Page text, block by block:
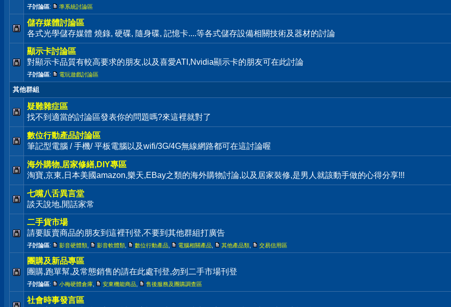
子討論區: 準系統討論區
儲存媒體討論區
各式光學儲存媒體 燒錄, 硬碟, 隨身碟, 記憶卡....等各式儲存設備相關技術及器材的討論
顯示卡討論區
對顯示卡品質有較高要求的朋友,以及喜愛ATI,Nvidia顯示卡的朋友可在此討論
子討論區: 電玩遊戲討論區
其他群組
疑難雜症區
找不到適當的討論區發表你的問題嗎?來這裡就對了
數位行動產品討論區
筆記型電腦 / 手機/ 平板電腦以及wifi/3G/4G無線網路都可在這討論喔
海外購物,居家修繕,DIY專區
淘寶,京東,日本美國amazon,樂天,EBay之類的海外購物討論,以及居家裝修,是男人就該動手做的心得分享!!!
七嘴八舌異言堂
談天說地,閒話家常
二手貨市場
請要販賣商品的朋友到這裡刊登,不要到其他群組打廣告
子討論區: 影音硬體類 影音軟體類 數位行動產品 電腦相關產品 其他產品類 交易信用區
團購及新品專區
團購,跑單幫,及常態銷售的請在此處刊登,勿到二手市場刊登
子討論區: 小梅硬體倉庫 安東機能商品 售後服務及團購調查區
社會時事發言區